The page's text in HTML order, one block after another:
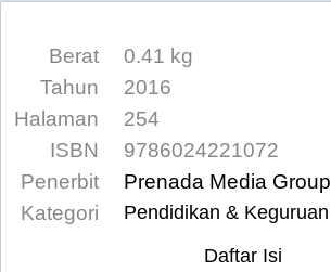
Berat
0.41 kg
Tahun
2016
Halaman
254
ISBN
9786024221072
Penerbit
Prenada Media Group
Kategori
Pendidikan & Keguruan
Daftar Isi